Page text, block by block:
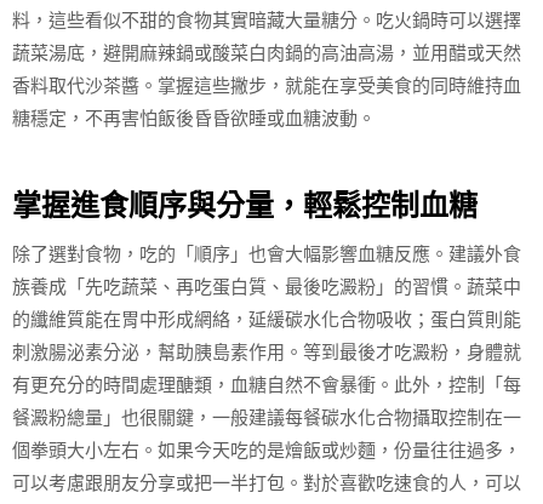
料，這些看似不甜的食物其實暗藏大量糖分。吃火鍋時可以選擇
蔬菜湯底，避開麻辣鍋或酸菜白肉鍋的高油高湯，並用醋或天然
香料取代沙茶醬。掌握這些撇步，就能在享受美食的同時維持血
糖穩定，不再害怕飯後昏昏欲睡或血糖波動。
掌握進食順序與分量，輕鬆控制血糖
除了選對食物，吃的「順序」也會大幅影響血糖反應。建議外食
族養成「先吃蔬菜、再吃蛋白質、最後吃澱粉」的習慣。蔬菜中
的纖維質能在胃中形成網絡，延緩碳水化合物吸收；蛋白質則能
刺激腸泌素分泌，幫助胰島素作用。等到最後才吃澱粉，身體就
有更充分的時間處理醣類，血糖自然不會暴衝。此外，控制「每
餐澱粉總量」也很關鍵，一般建議每餐碳水化合物攝取控制在一
個拳頭大小左右。如果今天吃的是燴飯或炒麵，份量往往過多，
可以考慮跟朋友分享或把一半打包。對於喜歡吃速食的人，可以